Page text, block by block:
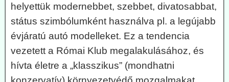
helyettük modernebbet, szebbet, divatosabbat,
státus szimbólumként használva pl. a legújabb
évjáratú autó modelleket. Ez a tendencia
vezetett a Római Klub megalakulásához, és
hívta életre a „klasszikus” (mondhatni